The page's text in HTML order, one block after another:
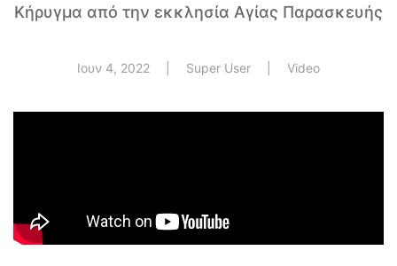
Κήρυγμα από την εκκλησία Αγίας Παρασκευής
Ιουν 4, 2022 | Super User | Video